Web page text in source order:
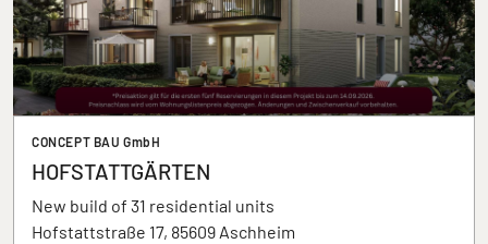
CONCEPT BAU GmbH
HOFSTATTGÄRTEN
New build of 31 residential units
Hofstattstraße 17, 85609 Aschheim